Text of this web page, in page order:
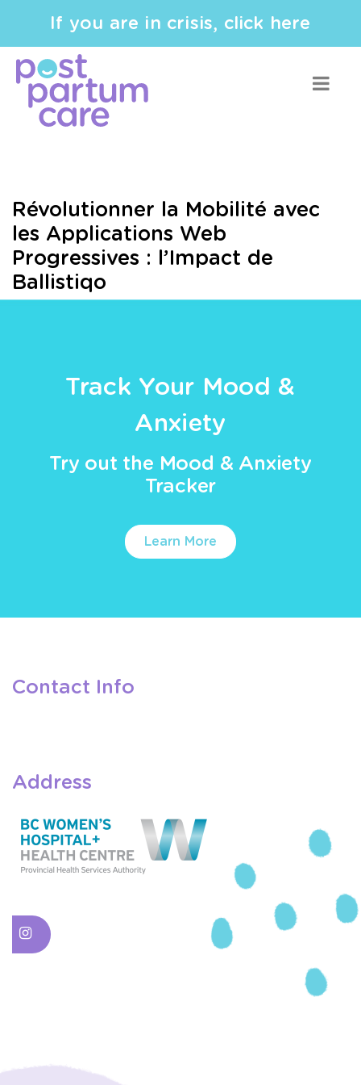
If you are in crisis, click here
Révolutionner la Mobilité avec
les Applications Web
Progressives : l’Impact de
Ballistiqo
Track Your Mood &
Anxiety
Try out the Mood & Anxiety
Tracker
Learn More
Contact Info
Address